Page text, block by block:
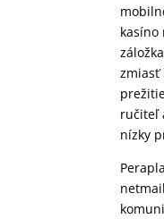
zmiasť
ručiteľ
nízky